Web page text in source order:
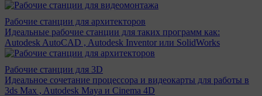
Рабочие станции для архитекторов
Идеальные рабочие станции для таких программ как:
Autodesk AutoCAD , Autodesk Inventor или SolidWorks
Рабочие станции для 3D
Идеальное сочетание процессора и видеокарты для работы в
3ds Max , Autodesk Maya и Cinema 4D